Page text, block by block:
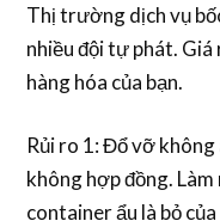
Thị trườngdịch vụ
nhiều đội tự phát.
hàng hóa của bạn.
Rủi ro 1: Đổ vỡ không
không hợp đồng.
containerẩu là bỏ